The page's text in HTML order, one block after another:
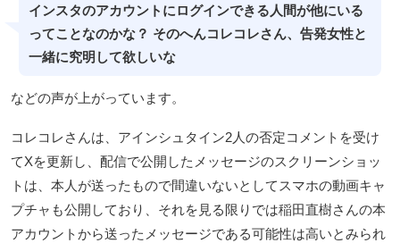
インスタのアカウントにログインできる人間が他にいる
ってことなのかな？ そのへんコレコレさん、告発女性と
一緒に究明して欲しいな
などの声が上がっています。
コレコレさんは、アインシュタイン2人の否定コメントを受け
てXを更新し、配信で公開したメッセージのスクリーンショッ
トは、本人が送ったもので間違いないとしてスマホの動画キャ
プチャも公開しており、それを見る限りでは稲田直樹さんの本
アカウントから送ったメッセージである可能性は高いとみられ